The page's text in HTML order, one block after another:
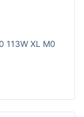
113W XL M0